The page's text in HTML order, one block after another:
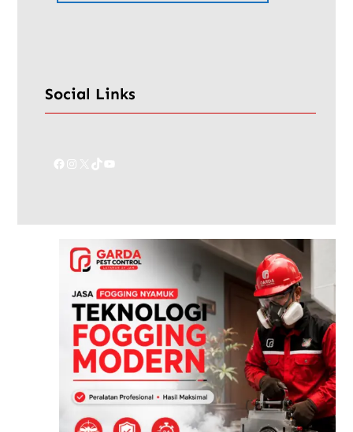
Social Links
Facebook Instagram TikTok YouTube